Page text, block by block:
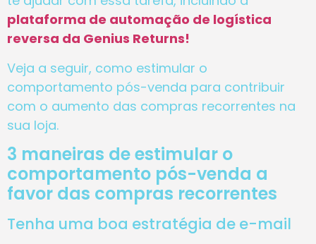
plataforma de automação de logística
reversa da Genius Returns!
Veja a seguir, como estimular o
comportamento pós-venda para contribuir
com o aumento das compras recorrentes na
sua loja.
3 maneiras de estimular o
comportamento pós-venda a
favor das compras recorrentes
Tenha uma boa estratégia de e-mail